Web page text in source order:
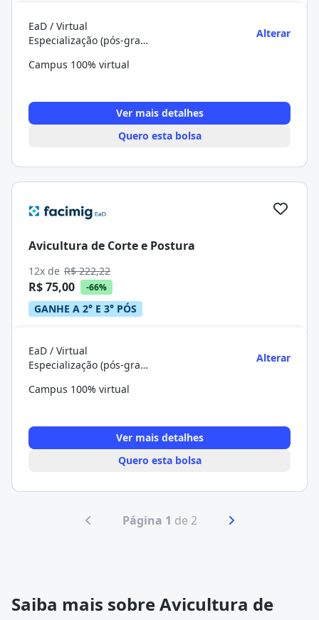
EaD / Virtual
Especialização (pós-graduação)
Alterar
Campus 100% virtual
Ver mais detalhes
Quero esta bolsa
Avicultura de Corte e Postura
12x de R$ 222,22
R$ 75,00 -66%
GANHE A 2° E 3° PÓS
EaD / Virtual
Especialização (pós-graduação)
Alterar
Campus 100% virtual
Ver mais detalhes
Quero esta bolsa
Página 1 de 2
Saiba mais sobre Avicultura de